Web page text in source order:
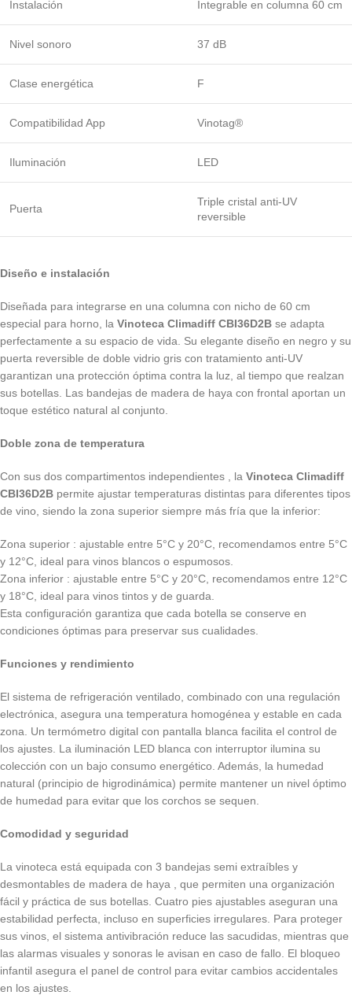
Instalación Integrable en columna 60 cm
Nivel sonoro 37 dB
Clase energética F
Compatibilidad App Vinotag®
Iluminación LED
Puerta
Triple cristal anti-UV
reversible
Diseño e instalación
Diseñada para integrarse en una columna con nicho de 60 cm
especial para horno, la Vinoteca Climadiff CBI36D2B se adapta
perfectamente a su espacio de vida. Su elegante diseño en negro y su
puerta reversible de doble vidrio gris con tratamiento anti-UV
garantizan una protección óptima contra la luz, al tiempo que realzan
sus botellas. Las bandejas de madera de haya con frontal aportan un
toque estético natural al conjunto.
Doble zona de temperatura
Con sus dos compartimentos independientes , la Vinoteca Climadiff
CBI36D2B permite ajustar temperaturas distintas para diferentes tipos
de vino, siendo la zona superior siempre más fría que la inferior:
Zona superior : ajustable entre 5°C y 20°C, recomendamos entre 5°C
y 12°C, ideal para vinos blancos o espumosos.
Zona inferior : ajustable entre 5°C y 20°C, recomendamos entre 12°C
y 18°C, ideal para vinos tintos y de guarda.
Esta configuración garantiza que cada botella se conserve en
condiciones óptimas para preservar sus cualidades.
Funciones y rendimiento
El sistema de refrigeración ventilado, combinado con una regulación
electrónica, asegura una temperatura homogénea y estable en cada
zona. Un termómetro digital con pantalla blanca facilita el control de
los ajustes. La iluminación LED blanca con interruptor ilumina su
colección con un bajo consumo energético. Además, la humedad
natural (principio de higrodinámica) permite mantener un nivel óptimo
de humedad para evitar que los corchos se sequen.
Comodidad y seguridad
La vinoteca está equipada con 3 bandejas semi extraíbles y
desmontables de madera de haya , que permiten una organización
fácil y práctica de sus botellas. Cuatro pies ajustables aseguran una
estabilidad perfecta, incluso en superficies irregulares. Para proteger
sus vinos, el sistema antivibración reduce las sacudidas, mientras que
las alarmas visuales y sonoras le avisan en caso de fallo. El bloqueo
infantil asegura el panel de control para evitar cambios accidentales
en los ajustes.